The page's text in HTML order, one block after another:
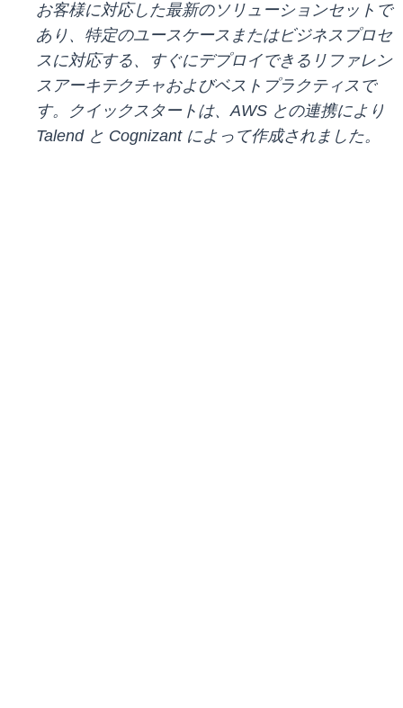
お客様に対応した最新のソリューションセットで
あり、特定のユースケースまたはビジネスプロセ
スに対応する、すぐにデプロイできるリファレン
スアーキテクチャおよびベストプラクティスで
す。クイックスタートは、AWS との連携により
Talend と Cognizant によって作成されました。